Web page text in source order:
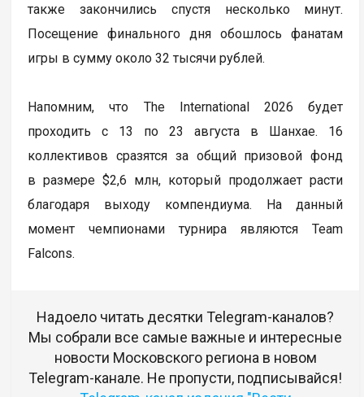
также закончились спустя несколько минут.
Посещение финального дня обошлось фанатам
игры в сумму около 32 тысячи рублей.
Напомним, что The International 2026 будет
проходить с 13 по 23 августа в Шанхае. 16
коллективов сразятся за общий призовой фонд
в размере $2,6 млн, который продолжает расти
благодаря выходу компендиума. На данный
момент чемпионами турнира являются Team
Falcons.
Надоело читать десятки Telegram-каналов?
Мы собрали все самые важные и интересные
новости Московского региона в новом
Telegram-канале. Не пропусти, подписывайся!